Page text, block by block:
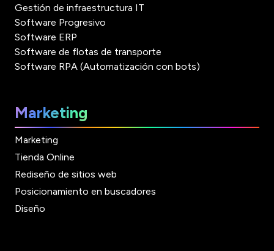
Gestión de infraestructura IT
Software Progresivo
Software ERP
Software de flotas de transporte
Software RPA (Automatización con bots)
Marketing
Marketing
Tienda Online
Rediseño de sitios web
Posicionamiento en buscadores
Diseño